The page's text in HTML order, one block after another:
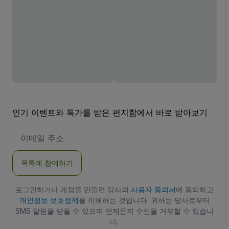
인기 이벤트와 특가를 받은 편지함에서 바로 받아보기
메
소
목록에 참여하기
로그인하거나 계정을 만들면 당사의 사용자 동의서에 동의하고
개인정보 보호정책을 이해하는 것입니다. 귀하는 당사로부터
SMS 알림을 받을 수 있으며 언제든지 수신을 거부할 수 있습니
다.